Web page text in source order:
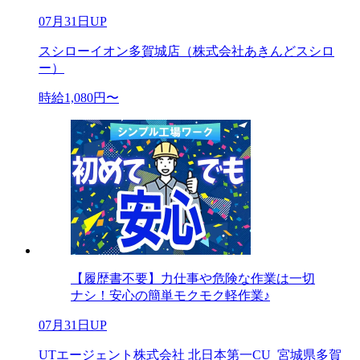
07月31日UP
スシローイオン多賀城店（株式会社あきんどスシロ
ー）
時給1,080円〜
【履歴書不要】力仕事や危険な作業は一切
ナシ！安心の簡単モクモク軽作業♪
07月31日UP
UTエージェント株式会社 北日本第一CU_宮城県多賀